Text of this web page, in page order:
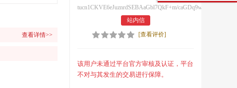
查看详情>>
tucn1CKVE6eJuznrdSEBAaGbl7QkF+m/caGDq9w7iaE=
站内信
[查看评价]
该用户未通过平台官方审核及认证，平台
不对与其发生的交易进行保障。